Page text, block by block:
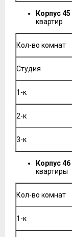
Корпус 45
квартир
Кол-во комнат
Студия
1-к
2-к
3-к
Корпус 46
квартиры
Кол-во комнат
1-к